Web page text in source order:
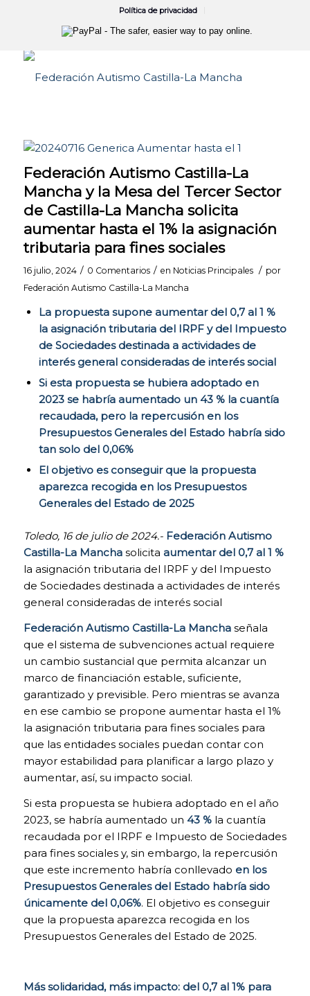
Política de privacidad
Federación Autismo Castilla-La
Mancha y la Mesa del Tercer Sector
de Castilla-La Mancha solicita
aumentar hasta el 1% la asignación
tributaria para fines sociales
16 julio, 2024 / 0 Comentarios / en Noticias Principales / por
Federación Autismo Castilla-La Mancha
La propuesta supone aumentar del 0,7 al 1 %
la asignación tributaria del IRPF y del Impuesto
de Sociedades destinada a actividades de
interés general consideradas de interés social
Si esta propuesta se hubiera adoptado en
2023 se habría aumentado un 43 % la cuantía
recaudada, pero la repercusión en los
Presupuestos Generales del Estado habría sido
tan solo del 0,06%
El objetivo es conseguir que la propuesta
aparezca recogida en los Presupuestos
Generales del Estado de 2025
Toledo, 16 de julio de 2024.- Federación Autismo
Castilla-La Manchasolicita aumentar del 0,7 al 1 %
la asignación tributaria del IRPF y del Impuesto
de Sociedades destinada a actividades de interés
general consideradas de interés social
Federación Autismo Castilla-La Manchaseñala
que el sistema de subvenciones actual requiere
un cambio sustancial que permita alcanzar un
marco de financiación estable, suficiente,
garantizado y previsible. Pero mientras se avanza
en ese cambio se propone aumentar hasta el 1%
la asignación tributaria para fines sociales para
que las entidades sociales puedan contar con
mayor estabilidad para planificar a largo plazo y
aumentar, así, su impacto social.
Si esta propuesta se hubiera adoptado en el año
2023, se habría aumentado un 43 %la cuantía
recaudada por el IRPF e Impuesto de Sociedades
para fines sociales y, sin embargo, la repercusión
que este incremento habría conllevado en los
Presupuestos Generales del Estado habría sido
únicamente del 0,06%. El objetivo es conseguir
que la propuesta aparezca recogida en los
Presupuestos Generales del Estado de 2025.
Más solidaridad, más impacto: del 0,7 al 1% para
TÉCNICAS
NECESARIAS.
Para que
página web
pueda
funcionar.
Activadas por
defecto.
Las cookies
necesarias para
que nuestra
página web
funcione y
navegar por la
misma. Este
tipo de cookies
son las que,
por ejemplo,
nos permiten
identificarte,
darte acceso a
determinadas
partes
restringidas de
la página si
recordar
Abrir barra de herramientas